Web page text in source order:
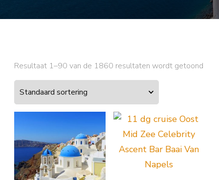
Resultaat 1–90 van de 1860 resultaten wordt getoond